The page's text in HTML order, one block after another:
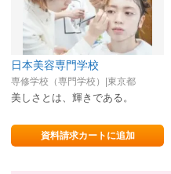
日本美容専門学校
専修学校（専門学校）|東京都
美しさとは、輝きである。
資料請求カートに追加